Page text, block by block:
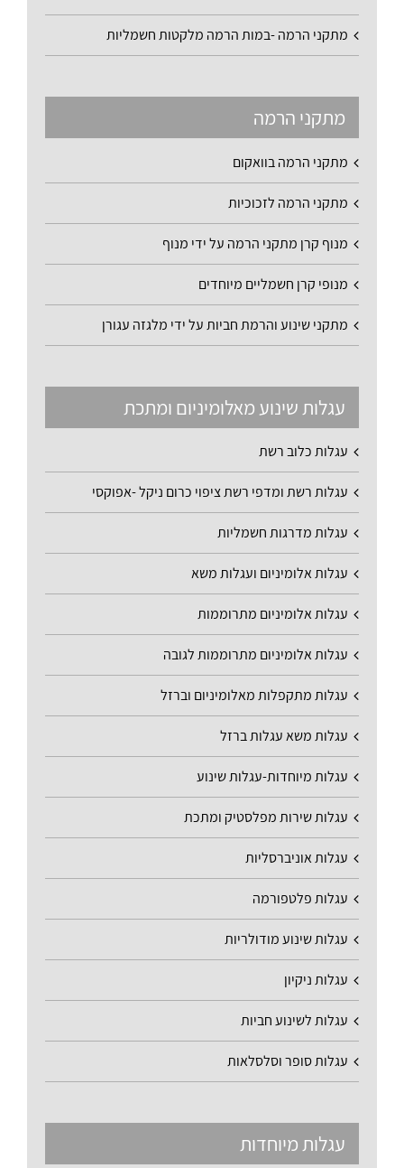
מתקני הרמה -במות הרמה מלקטות חשמליות
מתקני הרמה
מתקני הרמה בוואקום
מתקני הרמה לזכוכיות
מנוף קרן מתקני הרמה על ידי מנוף
מנופי קרן חשמליים מיוחדים
מתקני שינוע והרמת חביות על ידי מלגזה עגורן
עגלות שינוע מאלומיניום ומתכת
עגלות כלוב רשת
עגלות רשת ומדפי רשת ציפוי כרום ניקל -אפוקסי
עגלות מדרגות חשמליות
עגלות אלומיניום ועגלות משא
עגלות אלומיניום מתרוממות
עגלות אלומיניום מתרוממות לגובה
עגלות מתקפלות מאלומיניום וברזל
עגלות משא עגלות ברזל
עגלות מיוחדות-עגלות שינוע
עגלות שירות מפלסטיק ומתכת
עגלות אוניברסליות
עגלות פלטפורמה
עגלות שינוע מודולריות
עגלות ניקיון
עגלות לשינוע חביות
עגלות סופר וסלסלאות
עגלות מיוחדות